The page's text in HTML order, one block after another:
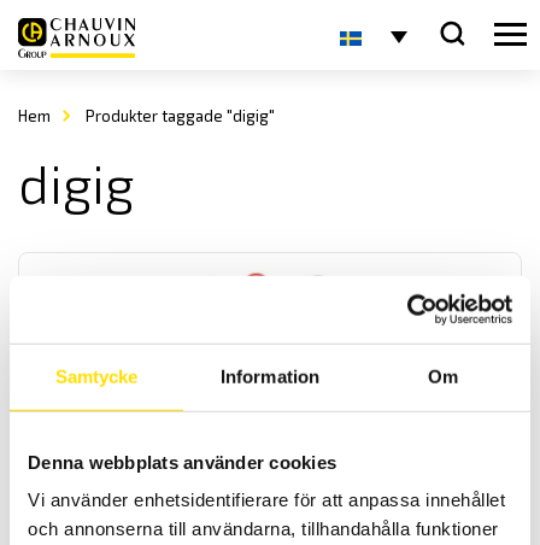
Samtycke Information Om
Denna webbplats använder cookies
Vi använder enhetsidentifierare för att anpassa innehållet
och annonserna till användarna, tillhandahålla funktioner
Hem Produkter taggade "digig"
digig
Den smidigaste strömtången för växelströmsmätning att ha med
överallt. Välj mellan fyra modeller med olika strömområden och
längder på dessa flexibla rogowskispolar. Från 17 cm till 1 m längd
för att passa i många applikationer